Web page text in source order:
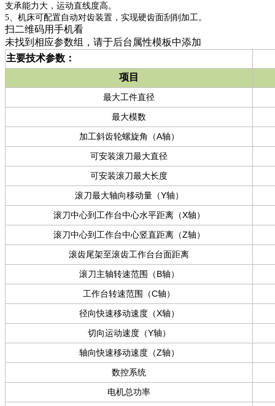
支承能力大，运动直线度高。
5、机床可配置自动对齿装置，实现硬齿面刮削加工。
扫二维码用手机看
未找到相应参数组，请于后台属性模板中添加
主要技术参数：
项目
最大工件直径
最大模数
加工斜齿轮螺旋角（A轴）
可安装滚刀最大直径
可安装滚刀最大长度
滚刀最大轴向移动量（Y轴）
滚刀中心到工作台中心水平距离（X轴）
滚刀中心到工作台中心竖直距离（Z轴）
滚齿尾架至滚齿工作台台面距离
滚刀主轴转速范围（B轴）
工作台转速范围（C轴）
径向快速移动速度（X轴）
切向运动速度（Y轴）
轴向快速移动速度（Z轴）
数控系统
电机总功率